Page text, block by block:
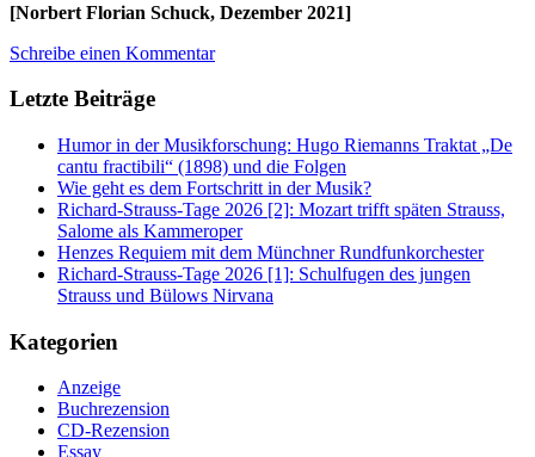
[Norbert Florian Schuck, Dezember 2021]
Schreibe einen Kommentar
Letzte Beiträge
Humor in der Musikforschung: Hugo Riemanns Traktat „De
cantu fractibili“ (1898) und die Folgen
Wie geht es dem Fortschritt in der Musik?
Richard-Strauss-Tage 2026 [2]: Mozart trifft späten Strauss,
Salome als Kammeroper
Henzes Requiem mit dem Münchner Rundfunkorchester
Richard-Strauss-Tage 2026 [1]: Schulfugen des jungen
Strauss und Bülows Nirvana
Kategorien
Anzeige
Buchrezension
CD-Rezension
Essay